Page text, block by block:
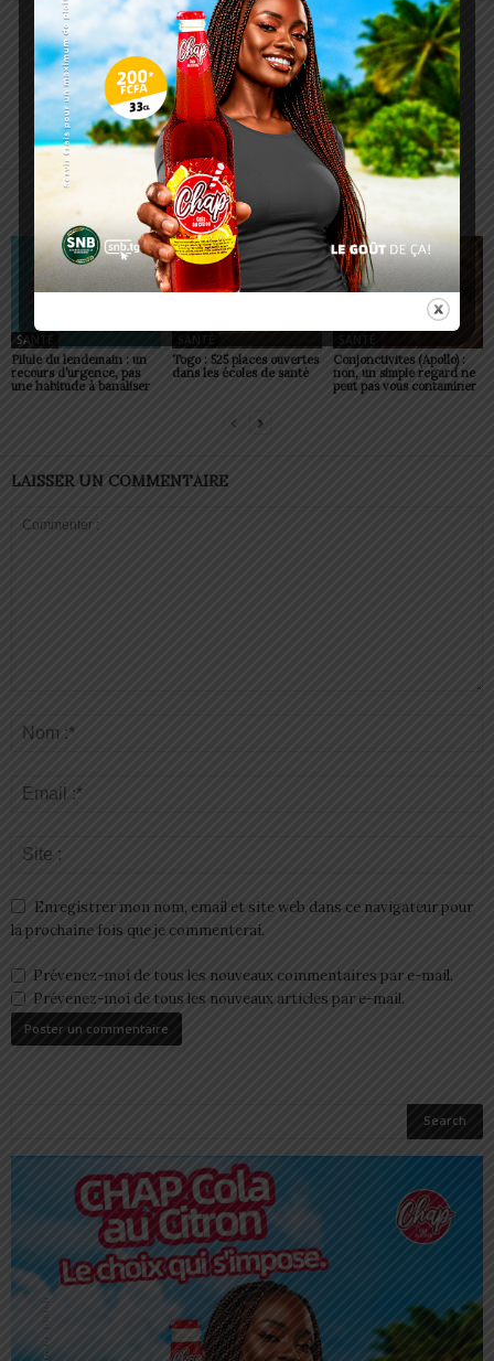
Alida AKAKPO
ARTICLES CONNEXES PLUS DE L'AUTEUR
SANTÉ
Pilule du lendemain : un
recours d’urgence, pas
une habitude à banaliser
Togo : 525 places ouvertes
dans les écoles de santé
Conjonctivites (Apollo) :
non, un simple regard ne
peut pas vous contaminer
LAISSER UN COMMENTAIRE
Enregistrer mon nom, email et site web dans ce navigateur pour
la prochaine fois que je commenterai.
Prévenez-moi de tous les nouveaux commentaires par e-mail.
Prévenez-moi de tous les nouveaux articles par e-mail.